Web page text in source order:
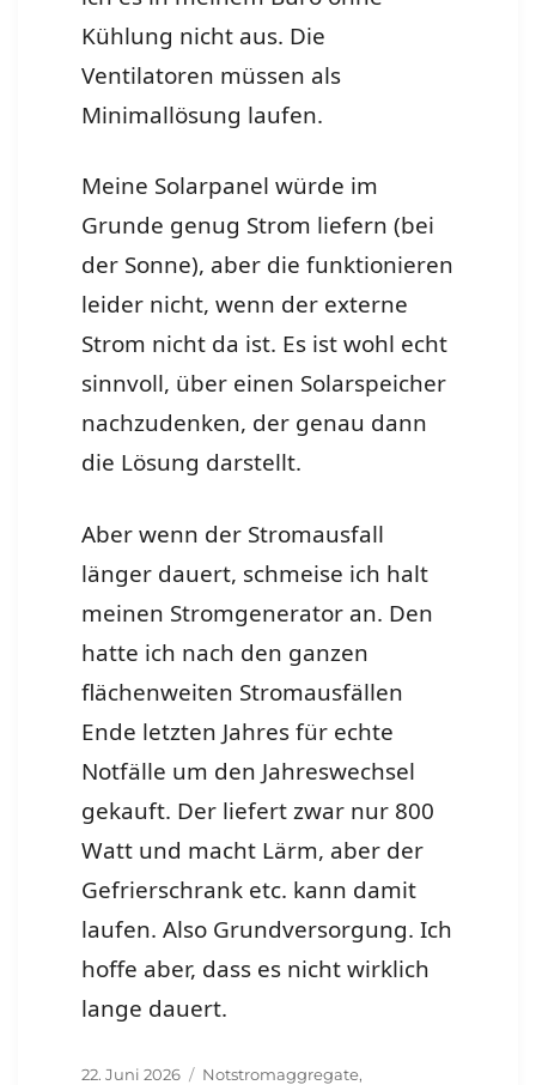
Kühlung nicht aus. Die
Ventilatoren müssen als
Minimallösung laufen.
Meine Solarpanel würde im
Grunde genug Strom liefern (bei
der Sonne), aber die funktionieren
leider nicht, wenn der externe
Strom nicht da ist. Es ist wohl echt
sinnvoll, über einen Solarspeicher
nachzudenken, der genau dann
die Lösung darstellt.
Aber wenn der Stromausfall
länger dauert, schmeise ich halt
meinen Stromgenerator an. Den
hatte ich nach den ganzen
flächenweiten Stromausfällen
Ende letzten Jahres für echte
Notfälle um den Jahreswechsel
gekauft. Der liefert zwar nur 800
Watt und macht Lärm, aber der
Gefrierschrank etc. kann damit
laufen. Also Grundversorgung. Ich
hoffe aber, dass es nicht wirklich
lange dauert.
Veröffentlicht
22. Juni 2026 Schlagwörter
Notstromaggregate,